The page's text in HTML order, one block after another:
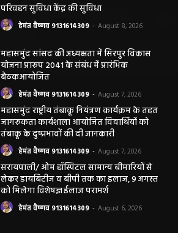
सरायपाली। “हमें विश्वास नहीं था कि हमारे खेत से
हीरा निकलेगा जहां धान उगाते हैं, उसी खेत से हीरा
निकलना हमारे लिए गर्व और...
हेमंत वैष्णव 9131614309 - June 25, 2026
सरायपाली/ भ्रष्टाचार में अब अपने बेटों को भी शामिल
करने लगे पंचायत कर्मचारी! पढ़िए महाजनपद न्यूज
की विशेष खबर
हेमंत वैष्णव 9131614309 - June 25, 2026
CG सरायपाली/ दागदार से दमदार?” जांच आदेश
और पदोन्नति आदेश की वायरल पोस्ट से गरमाई
सियासत, कांग्रेस नेता और RTI कार्यकर्ता ने उठाए
सवाल